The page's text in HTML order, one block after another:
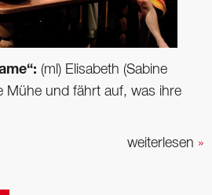
(ml) Elisabeth (Sabine
Mühe und fährt auf, was ihre
weiterlesen »